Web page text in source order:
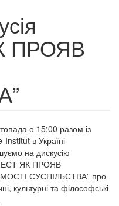
ПРОЯВ
о 15:00 разом із
Institut в Україні
на дискусію
ЯК ПРОЯВ
СУСПІЛЬСТВА” про
культурні та філософські